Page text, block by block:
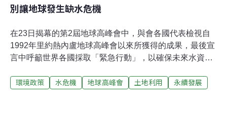
別讓地球發生缺水危機
在23日揭幕的第2屆地球高峰會中，與會各國代表檢視自
1992年里約熱內盧地球高峰會以來所獲得的成果，最後宣
言中呼籲世界各國採取「緊急行動」，以確保未來水資源
水資源供應造成的壓力日益嚴重，預料，在未來30年內，
環境政策 水危機 地球高峰會 土地利用 永續發展